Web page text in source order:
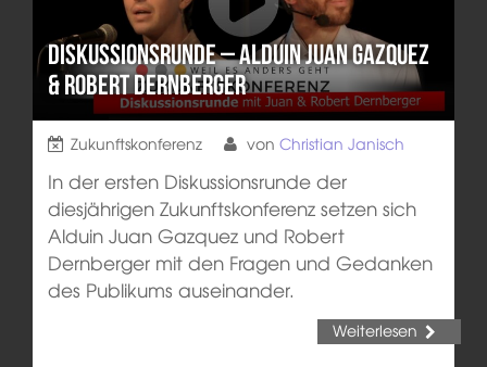
Diskussionsrunde – Alduin Juan Gazquez
& Robert Dernberger
Zukunftskonferenz von Christian Janisch
In der ersten Diskussionsrunde der
diesjährigen Zukunftskonferenz setzen sich
Alduin Juan Gazquez und Robert
Dernberger mit den Fragen und Gedanken
des Publikums auseinander.
Weiterlesen